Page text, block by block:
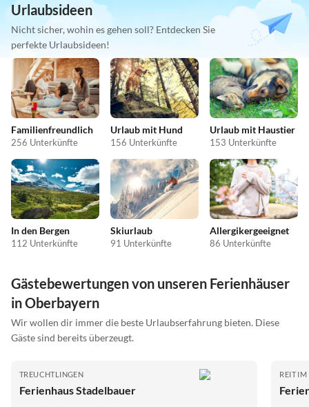
Urlaubsideen
Nicht sicher, wohin es gehen soll? Entdecken Sie
perfekte Urlaubsideen!
Familienfreundlich
256 Unterkünfte
Urlaub mit Hund
156 Unterkünfte
Urlaub mit Haustier
153 Unterkünfte
In den Bergen
112 Unterkünfte
Skiurlaub
91 Unterkünfte
Allergikergeeignet
86 Unterkünfte
Gästebewertungen von unseren Ferienhäuser
in Oberbayern
Wir wollen dir immer die beste Urlaubserfahrung bieten. Diese
Gäste sind bereits überzeugt.
TREUCHTLINGEN
Ferienhaus Stadelbauer
REIT